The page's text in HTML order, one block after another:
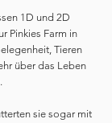
1D und 2D
Pinkies Farm in
Tieren
über das Leben
sie sogar mit